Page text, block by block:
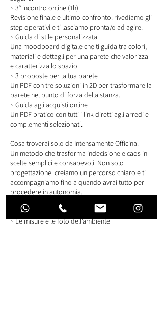
~ 3° incontro online (1h)
Revisione finale e ultimo confronto: rivediamo gli
step operativi e ti lasciamo pronta/o ad agire.
~ Guida di stile personalizzata
Una moodboard digitale che ti guida tra colori,
materiali e dettagli per una parete che valorizza
e caratterizza lo spazio.
~ 3 proposte per la tua parete
Un PDF con tre soluzioni in 2D per trasformare la
parete nel punto di forza della stanza.
~ Guida agli acquisti online
Un PDF pratico con tutti i link diretti agli arredi e
complementi selezionati.
Cosa troverai solo da Intensamente Officina:
Un metodo che trasforma indecisione e caos in
scelte semplici e consapevoli. Non solo
progettazione: creiamo un percorso chiaro e ti
accompagniamo fino a quando avrai tutto per
procedere in autonomia.
Cosa ti serve per iniziare:
~ Le misure e le foto dell’ambiente